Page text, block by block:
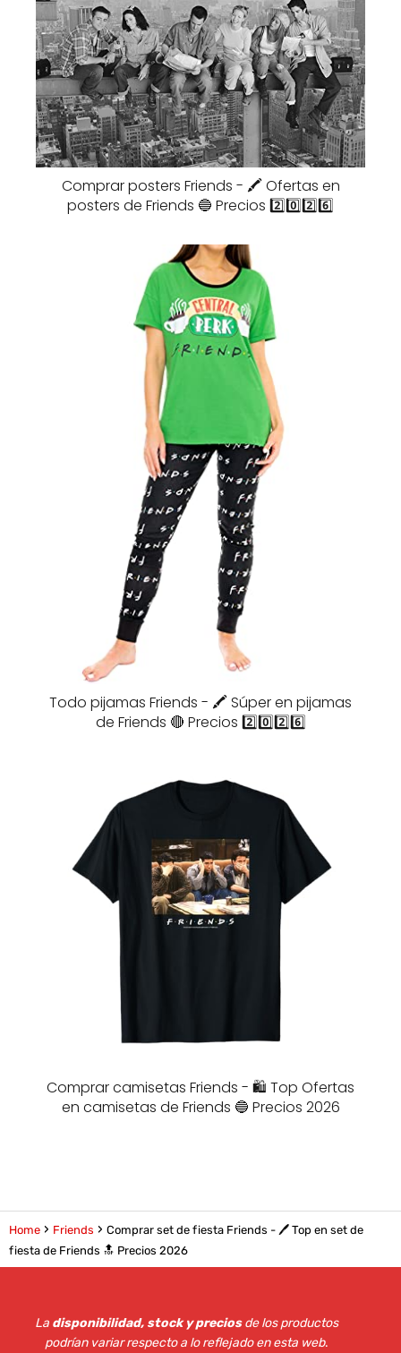
Comprar posters Friends - 🖍️ Ofertas en
posters de Friends 🔵 Precios 2️⃣0️⃣2️⃣6️⃣
Todo pijamas Friends - 🖍️ Súper en pijamas
de Friends 🔴 Precios 2️⃣0️⃣2️⃣6️⃣
Comprar camisetas Friends - 🛍️ Top Ofertas
en camisetas de Friends 🔵 Precios 2026
Home Friends
Comprar set de fiesta Friends - 🖊️ Top en set de
fiesta de Friends 🔝 Precios 2026
La disponibilidad, stock y preciosde los productos
podrían variar respecto a lo reflejado en esta web.